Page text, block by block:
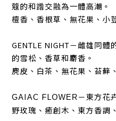
蔻的和諧交融為一體高潮。
檀香、香根草、無花果、小
GENTLE NIGHT－雌雄同
的雪松、香草和麝香。
麂皮、白茶、無花果、苔蘚
GAIAC FLOWER－東方花
野玫瑰、癒創木、東方香調